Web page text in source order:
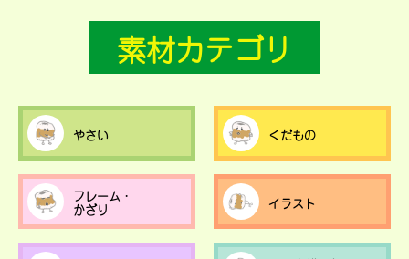
素材カテゴリ
やさい くだもの
フレーム・
かざり
イラスト